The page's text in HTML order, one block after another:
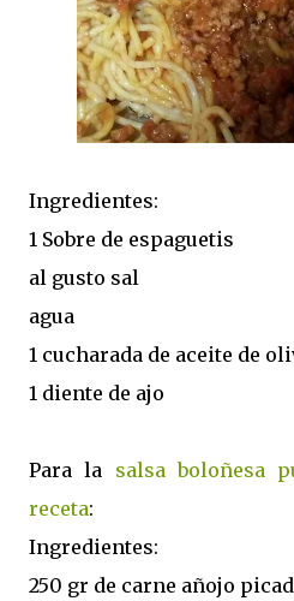
Ingredientes:
1 Sobre de espaguetis
al gusto sal
agua
1 cucharada de aceite de
1 diente de ajo
Para la salsa boloñesa
receta:
Ingredientes:
250 gr de carne añojo